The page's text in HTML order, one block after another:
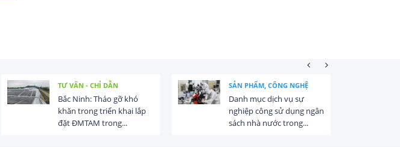
TƯ VẤN - CHỈ DẪN
Bắc Ninh: Tháo gỡ khó
khăn trong triển khai lắp
đặt ĐMTAM trong...
SẢN PHẨM, CÔNG NGHỆ
Danh mục dịch vụ sự
nghiệp công sử dụng ngân
sách nhà nước trong...